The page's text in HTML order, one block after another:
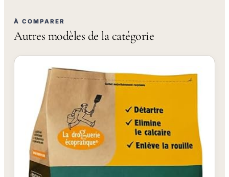
À COMPARER
Autres modèles de la catégorie